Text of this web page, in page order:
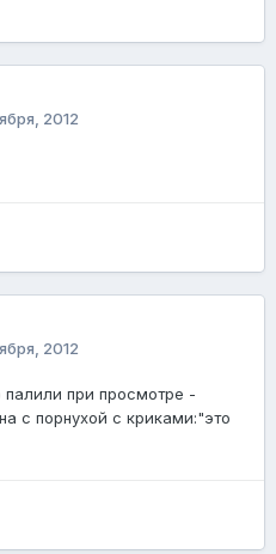
2012
2012
палили при просмотре -
с порнухой с криками:"это